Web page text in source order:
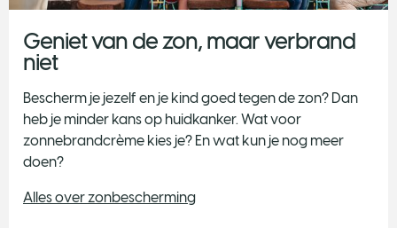
Geniet van de zon, maar verbrand
niet
Bescherm je jezelf en je kind goed tegen de zon? Dan
heb je minder kans op huidkanker. Wat voor
zonnebrandcrème kies je? En wat kun je nog meer
doen?
Alles over zonbescherming